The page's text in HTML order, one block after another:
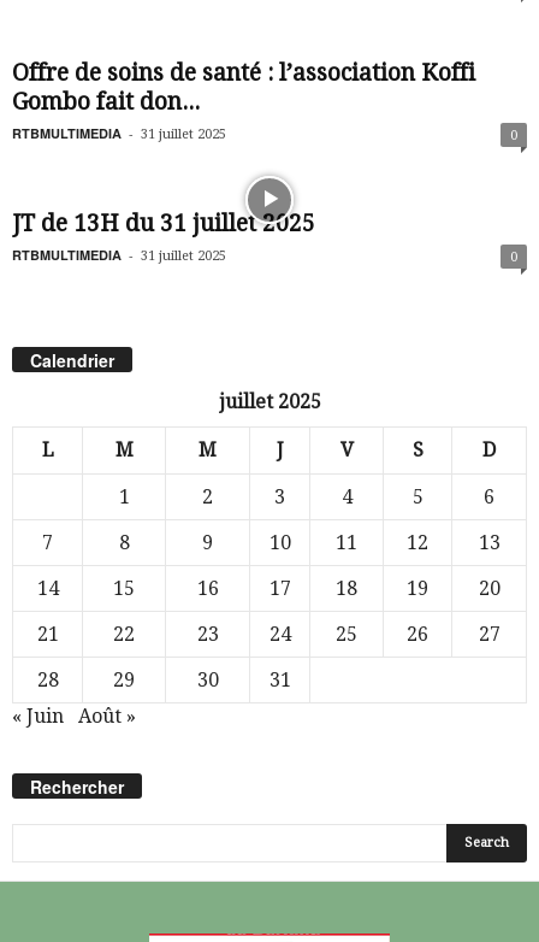
Offre de soins de santé : l’association Koffi
Gombo fait don...
RTBMULTIMEDIA - 31 juillet 2025 0
JT de 13H du 31 juillet 2025
RTBMULTIMEDIA - 31 juillet 2025 0
Calendrier
juillet 2025
L M M J V S D
1 2 3 4 5
6
7
8 9 10 11 12
13
14
15 16 17 18 19
20
21
22 23 24 25 26
27
28
29 30
31
« Juin
Août »
Rechercher